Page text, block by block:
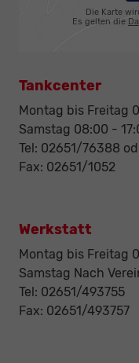
Die Karte
Es gelten die
Tankcenter
Montag bis Freitag
Samstag 08:00 -
Tel: 02651/76388
Fax: 02651/1052
Werkstatt
Montag bis Freitag
Samstag Nach
Tel: 02651/493755
Fax: 02651/493757